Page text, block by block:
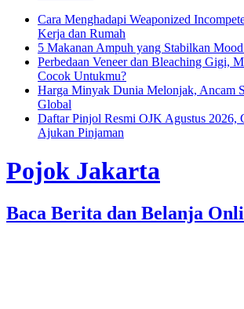
Cara Menghadapi Weaponized
Kerja dan Rumah
5 Makanan Ampuh yang Stabilkan
Perbedaan Veneer dan Bleaching Gigi,
Cocok Untukmu?
Harga Minyak Dunia Melonjak, Ancam
Global
Daftar Pinjol Resmi OJK Agustus 2026,
Ajukan Pinjaman
Pojok Jakarta
Baca Berita dan Belanja